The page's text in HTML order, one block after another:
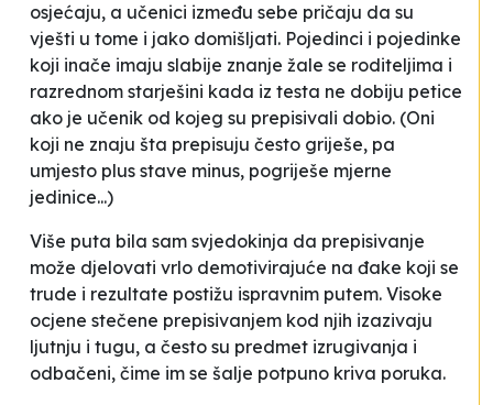
osjećaju, a učenici između sebe pričaju da su
vješti u tome i jako domišljati. Pojedinci i pojedinke
koji inače imaju slabije znanje žale se roditeljima i
razrednom starješini kada iz testa ne dobiju petice
ako je učenik od kojeg su prepisivali dobio. (Oni
koji ne znaju šta prepisuju često griješe, pa
umjesto plus stave minus, pogriješe mjerne
jedinice...)
Više puta bila sam svjedokinja da prepisivanje
može djelovati vrlo demotivirajuće na đake koji se
trude i rezultate postižu ispravnim putem. Visoke
ocjene stečene prepisivanjem kod njih izazivaju
ljutnju i tugu, a često su predmet izrugivanja i
odbačeni, čime im se šalje potpuno kriva poruka.